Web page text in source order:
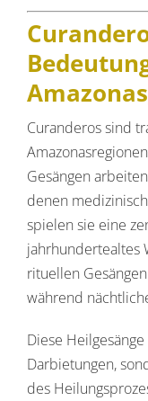
Curanderos sind
Gesängen
denen
spielen sie eine
jahrhundertealtes
rituellen
während
Diese
Darbietungen,
des